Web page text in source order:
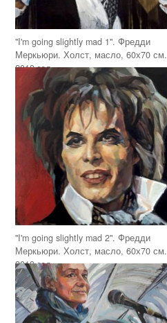
"I'm going slightly mad 1". Фредди
Меркьюри. Холст, масло, 60х70 см.
2019 год
"I'm going slightly mad 2". Фредди
Меркьюри. Холст, масло, 60х70 см.
2019 год